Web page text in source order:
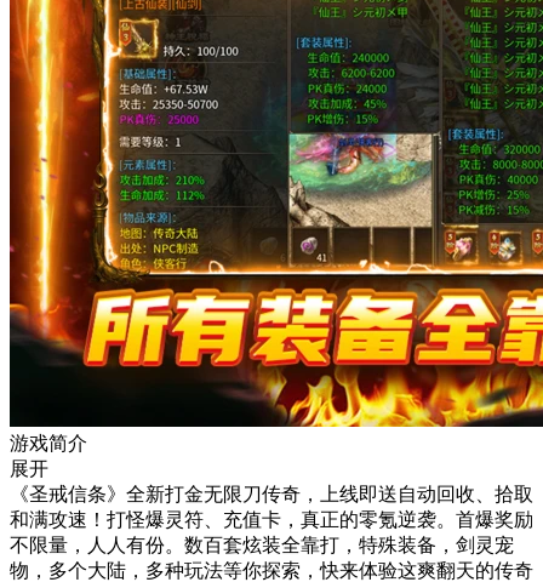
游戏简介
展开
《圣戒信条》全新打金无限刀传奇，上线即送自动回收、拾取
和满攻速！打怪爆灵符、充值卡，真正的零氪逆袭。首爆奖励
不限量，人人有份。数百套炫装全靠打，特殊装备，剑灵宠
物，多个大陆，多种玩法等你探索，快来体验这爽翻天的传奇